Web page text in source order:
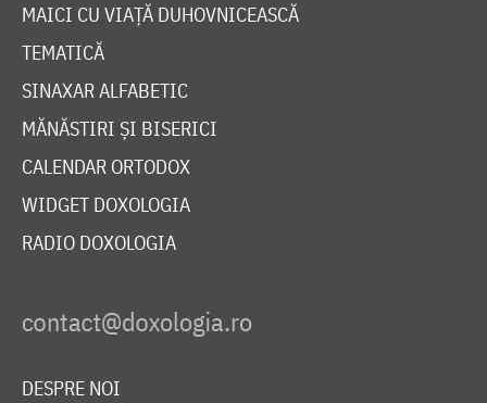
MAICI CU VIAȚĂ DUHOVNICEASCĂ
TEMATICĂ
SINAXAR ALFABETIC
MĂNĂSTIRI ȘI BISERICI
CALENDAR ORTODOX
WIDGET DOXOLOGIA
RADIO DOXOLOGIA
DESPRE NOI